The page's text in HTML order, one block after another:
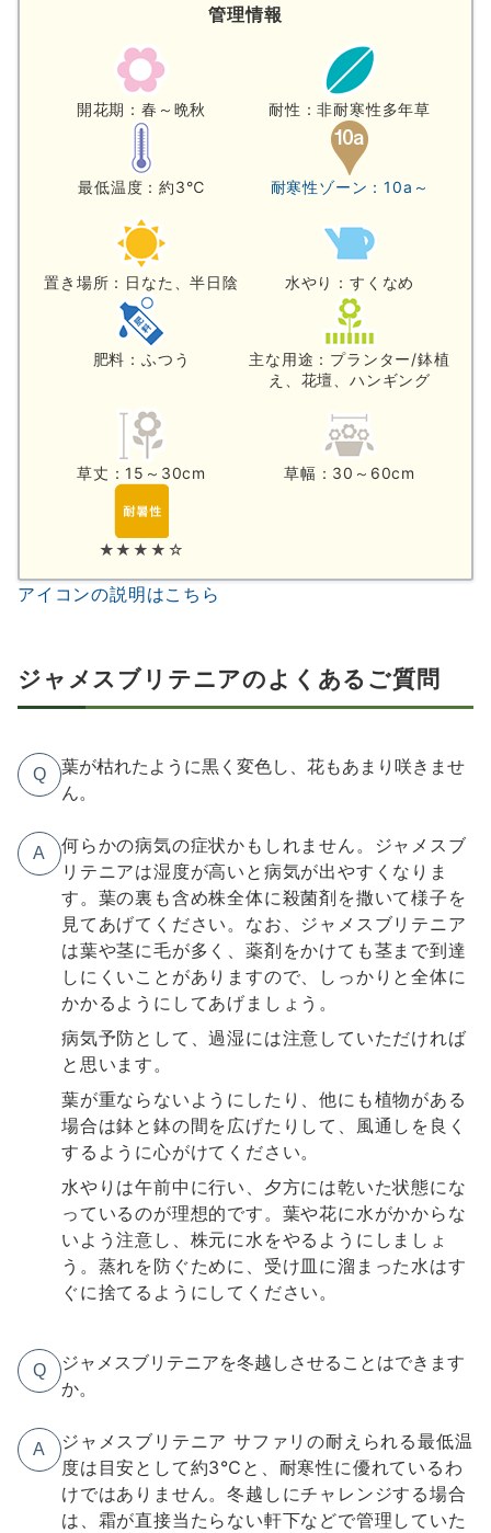
管理情報
開花期：春～晩秋 耐性：非耐寒性多年草
最低温度：約3℃ 耐寒性ゾーン：10a～
置き場所：日なた、半日陰 水やり：すくなめ
肥料：ふつう
主な用途：プランター/鉢植
え、花壇、ハンギング
草丈：15～30cm 草幅：30～60cm
★★★★☆
アイコンの説明はこちら
ジャメスブリテニアのよくあるご質問
Q
葉が枯れたように黒く変色し、花もあまり咲きませ
ん。
A
何らかの病気の症状かもしれません。ジャメスブ
リテニアは湿度が高いと病気が出やすくなりま
す。葉の裏も含め株全体に殺菌剤を撒いて様子を
見てあげてください。なお、ジャメスブリテニア
は葉や茎に毛が多く、薬剤をかけても茎まで到達
しにくいことがありますので、しっかりと全体に
かかるようにしてあげましょう。
病気予防として、過湿には注意していただければ
と思います。
葉が重ならないようにしたり、他にも植物がある
場合は鉢と鉢の間を広げたりして、風通しを良く
するように心がけてください。
水やりは午前中に行い、夕方には乾いた状態にな
っているのが理想的です。葉や花に水がかからな
いよう注意し、株元に水をやるようにしましょ
う。蒸れを防ぐために、受け皿に溜まった水はす
ぐに捨てるようにしてください。
Q
ジャメスブリテニアを冬越しさせることはできます
か。
A
ジャメスブリテニア サファリの耐えられる最低温
度は目安として約3℃と、耐寒性に優れているわ
けではありません。冬越しにチャレンジする場合
は、霜が直接当たらない軒下などで管理していた